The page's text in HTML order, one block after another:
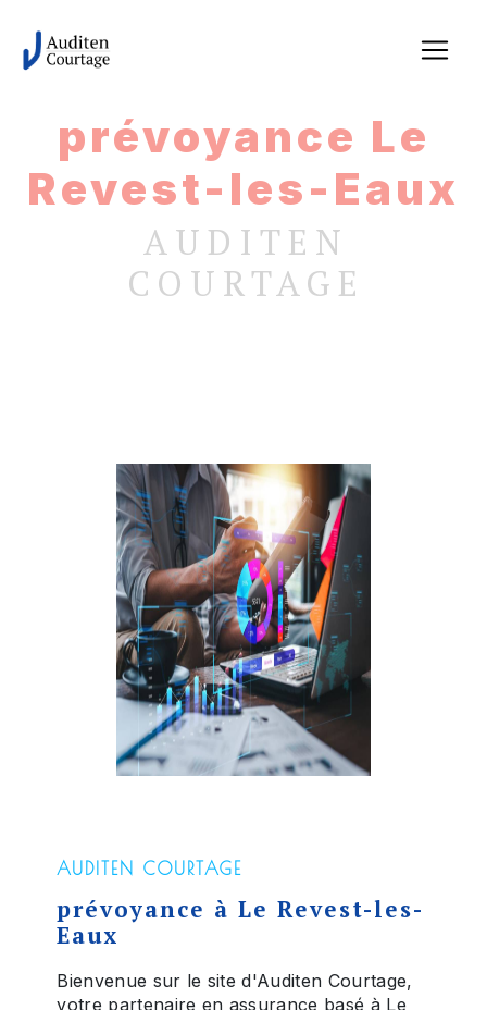
prévoyance Le
Revest-les-Eaux
AUDITEN
COURTAGE
AUDITEN COURTAGE
prévoyance à Le Revest-les-
Eaux
Bienvenue sur le site d'Auditen Courtage,
votre partenaire en assurance basé à Le